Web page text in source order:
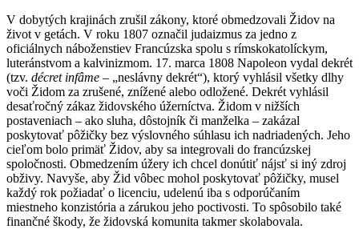
V dobytých krajinách zrušil zákony, ktoré obmedzovali Židov na
život v getách. V roku 1807 označil judaizmus za jedno z
oficiálnych náboženstiev Francúzska spolu s rímskokatolíckym,
luteránstvom a kalvinizmom. 17. marca 1808 Napoleon vydal dekrét
(tzv. décret infâme – „neslávny dekrét“), ktorý vyhlásil všetky dlhy
voči Židom za zrušené, znížené alebo odložené. Dekrét vyhlásil
desaťročný zákaz židovského úžerníctva. Židom v nižších
postaveniach – ako sluha, dôstojník či manželka – zakázal
poskytovať pôžičky bez výslovného súhlasu ich nadriadených. Jeho
cieľom bolo primäť Židov, aby sa integrovali do francúzskej
spoločnosti. Obmedzením úžery ich chcel donútiť nájsť si iný zdroj
obživy. Navyše, aby Žid vôbec mohol poskytovať pôžičky, musel
každý rok požiadať o licenciu, udelenú iba s odporúčaním
miestneho konzistória a zárukou jeho poctivosti. To spôsobilo také
finančné škody, že židovská komunita takmer skolabovala.